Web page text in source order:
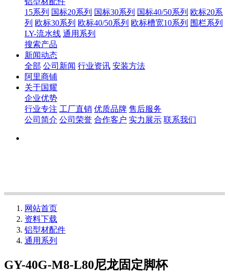
15系列 国标20系列 国标30系列 国标40/50系列 欧标20系
列 欧标30系列 欧标40/50系列 欧标槽宽10系列 围栏系列
LY-流水线 通用系列
搜索产品
新闻动态
全部 公司新闻 行业资讯 安装方法
阿里商铺
关于国耀
企业优势
行业专注 工厂直销 优质品牌 售后服务
公司简介 公司荣誉 合作客户 实力展示 联系我们
网站首页
资料下载
铝型材配件
通用系列
GY-40G-M8-L80尼龙固定脚杯